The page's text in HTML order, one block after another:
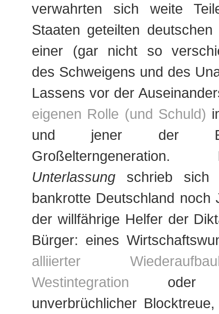
verwahrten sich weite
Staaten geteilten
einer (gar nicht so
des Schweigens und des
Lassens vor der
eigenen Rolle (und Schuld)
und jener der
Unterlassung schrieb sich
bankrotte Deutschland noch
der willfährige Helfer der
Bürger: eines
alliierter
Westintegration oder
unverbrüchlicher